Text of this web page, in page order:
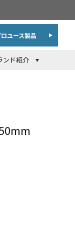
ユース製品
ンド紹介